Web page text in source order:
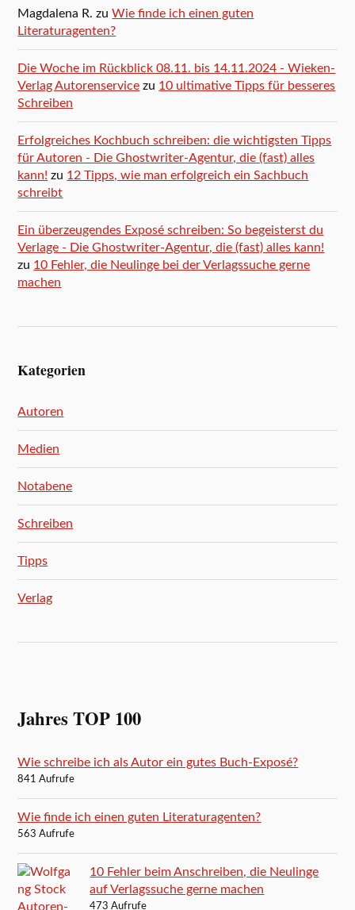
Magdalena R. zuWie finde ich einen guten
Literaturagenten?
Die Woche im Rückblick 08.11. bis 14.11.2024 - Wieken-
Verlag Autorenservice zu 10 ultimative Tipps für besseres
Schreiben
Erfolgreiches Kochbuch schreiben: die wichtigsten Tipps
für Autoren - Die Ghostwriter-Agentur, die (fast) alles
kann! zu 12 Tipps, wie man erfolgreich ein Sachbuch
schreibt
Ein überzeugendes Exposé schreiben: So begeisterst du
Verlage - Die Ghostwriter-Agentur, die (fast) alles kann!
zu 10 Fehler, die Neulinge bei der Verlagssuche gerne
machen
Kategorien
Autoren
Medien
Notabene
Schreiben
Tipps
Verlag
Jahres TOP 100
Wie schreibe ich als Autor ein gutes Buch-Exposé?
841 Aufrufe
Wie finde ich einen guten Literaturagenten?
563 Aufrufe
10 Fehler beim Anschreiben, die Neulinge
auf Verlagssuche gerne machen
473 Aufrufe